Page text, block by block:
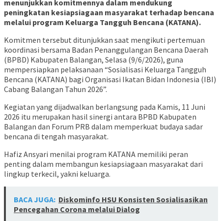
menunjukkan komitmennya dalam mendukung
peningkatan kesiapsiagaan masyarakat terhadap bencana
melalui program Keluarga Tangguh Bencana (KATANA).
Komitmen tersebut ditunjukkan saat mengikuti pertemuan
koordinasi bersama Badan Penanggulangan Bencana Daerah
(BPBD) Kabupaten Balangan, Selasa (9/6/2026), guna
mempersiapkan pelaksanaan “Sosialisasi Keluarga Tangguh
Bencana (KATANA) bagi Organisasi Ikatan Bidan Indonesia (IBI)
Cabang Balangan Tahun 2026”.
Kegiatan yang dijadwalkan berlangsung pada Kamis, 11 Juni
2026 itu merupakan hasil sinergi antara BPBD Kabupaten
Balangan dan Forum PRB dalam memperkuat budaya sadar
bencana di tengah masyarakat.
Hafiz Ansyari menilai program KATANA memiliki peran
penting dalam membangun kesiapsiagaan masyarakat dari
lingkup terkecil, yakni keluarga.
BACA JUGA: Diskominfo HSU Konsisten Sosialisasikan
Pencegahan Corona melalui Dialog